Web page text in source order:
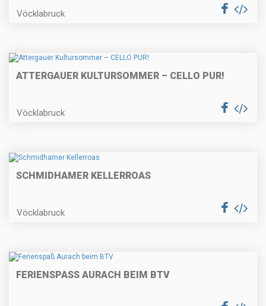
Vöcklabruck
ATTERGAUER KULTURSOMMER – CELLO PUR!
Vöcklabruck
SCHMIDHAMER KELLERROAS
Vöcklabruck
FERIENSPASS AURACH BEIM BTV